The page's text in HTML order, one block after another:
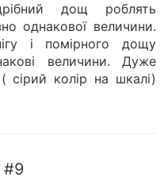
дощ роблять
однакової величини.
і помірного дощу
величини. Дуже
сірий колір на шкалі)
#9